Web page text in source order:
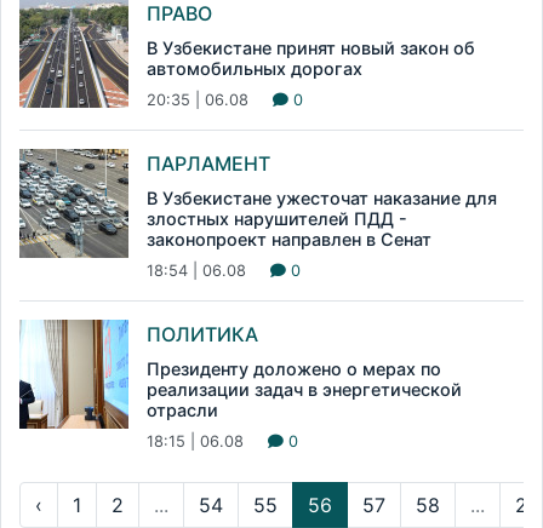
ПРАВО
В Узбекистане принят новый закон об
автомобильных дорогах
20:35 | 06.08 0
ПАРЛАМЕНТ
В Узбекистане ужесточат наказание для
злостных нарушителей ПДД -
законопроект направлен в Сенат
18:54 | 06.08 0
ПОЛИТИКА
Президенту доложено о мерах по
реализации задач в энергетической
отрасли
18:15 | 06.08 0
‹ 1 2 ... 54 55 56 57 58 ...